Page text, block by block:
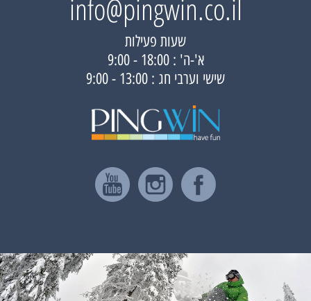
info@pingwin.co.il
שעות פעילות
א'-ה' : 18:00 - 9:00
שישי וערבי חג : 13:00 - 9:00